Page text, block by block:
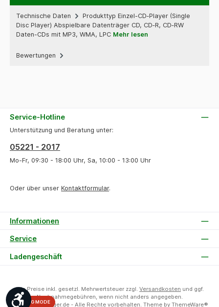
Technische Daten
Produkttyp Einzel-CD‑Player (Single
Disc Player) Abspielbare Datenträger CD, CD‑R, CD‑RW
Daten-CDs mit MP3, WMA, LPC Mehr lesen
Bewertungen
Service-Hotline
Unterstützung und Beratung unter:
05221 - 2017
Mo-Fr, 09:30 - 18:00 Uhr, Sa, 10:00 - 13:00 Uhr
Oder über unser Kontaktformular.
Informationen
Service
Ladengeschäft
Alle Preise inkl. gesetzl. Mehrwertsteuer zzgl. Versandkosten und ggf.
Nachnahmegebühren, wenn nicht anders angegeben.
© 2026 HiFi-Unger.de - Alle Rechte vorbehalten. Theme by ThemeWare®
Werkzeugleiste anzeigen
DEBUG MODE